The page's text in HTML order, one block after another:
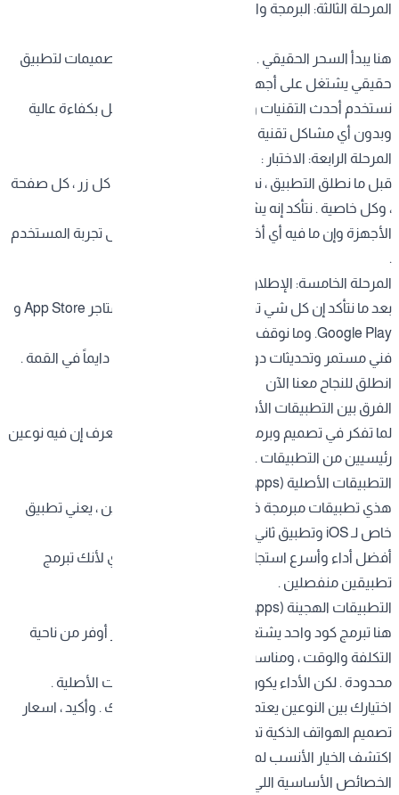
المرحلة الثالثة: البرمجة والتطوير :
هنا يبدأ السحر الحقيقي . فريق المبرمجين يحول التصميمات لتطبيق
حقيقي يشتغل على أجهزة iOS وAndroid .
نستخدم أحدث التقنيات ونتأكد إن كل خاصية تشتغل بكفاءة عالية
وبدون أي مشاكل تقنية .
المرحلة الرابعة: الاختبار :
قبل ما نطلق التطبيق ، نختبره بشكل شامل. نجرب كل زر ، كل صفحة
، وكل خاصية . نتأكد إنه يشتغل بسلاسة على كل
الأجهزة وإن ما فيه أي أخطاء برمجية ممكن تأثر على تجربة المستخدم
.
المرحلة الخامسة: الإطلاق والدعم :
بعد ما نتأكد إن كل شي تمام ، نطلق التطبيق على متاجر App Store و
Google Play. وما نوقف هنا ، نقدم لك دعم
فني مستمر وتحديثات دورية عشان تطبيقك يظل دايماً في القمة .
انطلق للنجاح معنا الآن
الفرق بين التطبيقات الأصلية والهجينة
لما تفكر في تصميم وبرمجة الهواتف الذكية
، لازم تعرف إن فيه نوعين
رئيسيين من التطبيقات .
التطبيقات الأصلية (Native Apps)
هذي تطبيقات مبرمجة خصيصاً لنظام تشغيل معين ، يعني تطبيق
خاص لـ iOS وتطبيق ثاني لـ Android . هالنوع يقدم
أفضل أداء وأسرع استجابة ، لكن تكلفته أعلى شوي لأنك تبرمج
تطبيقين منفصلين .
التطبيقات الهجينة (Hybrid Apps)
هنا تبرمج كود واحد يشتغل على النظامين . هالخيار أوفر من ناحية
التكلفة والوقت ، ومناسب للمشاريع اللي ميزانيتها
محدودة . لكن الأداء يكون أقل شوي من التطبيقات الأصلية .
اختيارك بين النوعين يعتمد على احتياجاتك وميزانيتك . وأكيد ، اسعار
تصميم الهواتف الذكية تختلف بين النوعين .
اكتشف الخيار الأنسب لمشروعك الآن
الخصائص الأساسية اللي لازم تكون في تطبيقك